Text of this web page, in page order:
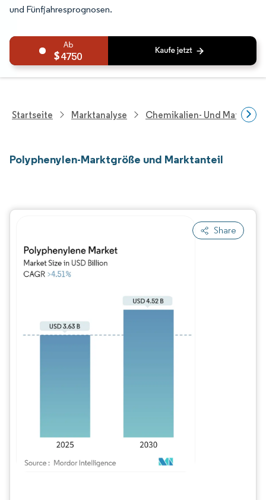
und Fünfjahresprognosen.
4750
Startseite Marktanalyse Chemikalien- Und
Polyphenylen-Marktgröße und Marktanteil
Share